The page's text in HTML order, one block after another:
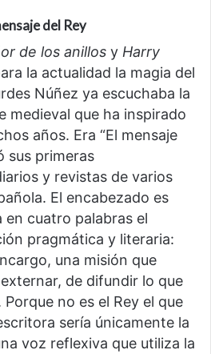
del Rey
de los anillos y Harry
la actualidad la magia del
Núñez ya escuchaba la
medieval que ha inspirado
años. Era “El mensaje
sus primeras
y revistas de varios
El encabezado es
cuatro palabras el
pragmática y literaria:
una misión que
de difundir lo que
no es el Rey el que
sería únicamente la
voz reflexiva que utiliza la